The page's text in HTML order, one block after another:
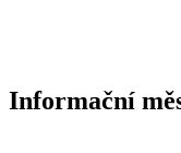
Informační